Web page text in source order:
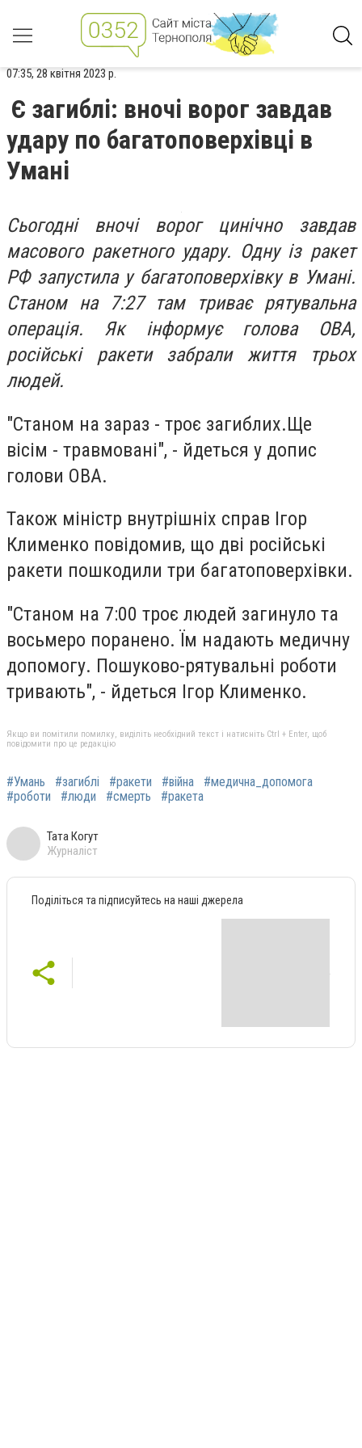
07:35, 28 квітня 2023 р.
Є загиблі: вночі ворог завдав
удару по багатоповерхівці в
Умані
Сьогодні вночі ворог цинічно завдав
масового ракетного удару. Одну із ракет
РФ запустила у багатоповерхівку в Умані.
Станом на 7:27 там триває рятувальна
операція. Як інформує голова ОВА,
російські ракети забрали життя трьох
людей.
"Станом на зараз - троє загиблих.Ще
вісім - травмовані", - йдеться у допис
голови ОВА.
Також міністр внутрішніх справ Ігор
Клименко повідомив, що дві російські
ракети пошкодили три багатоповерхівки.
"Станом на 7:00 троє людей загинуло та
восьмеро поранено. Їм надають медичну
допомогу. Пошуково-рятувальні роботи
тривають", - йдеться Ігор Клименко.
Якщо ви помітили помилку, виділіть необхідний текст і натисніть Ctrl + Enter, щоб
повідомити про це редакцію
#Умань #загиблі #ракети #війна
#медична_допомога
#роботи
#люди #смерть #ракета
Тата Когут
Журналіст
Поділіться та підписуйтесь на наші джерела